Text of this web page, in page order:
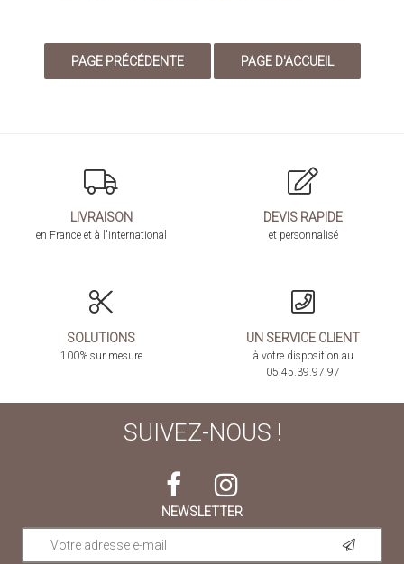
LIVRAISON
en France et à l'international
DEVIS RAPIDE
et personnalisé
SOLUTIONS
100% sur mesure
UN SERVICE CLIENT
à votre disposition au
05.45.39.97.97
SUIVEZ-NOUS !
NEWSLETTER